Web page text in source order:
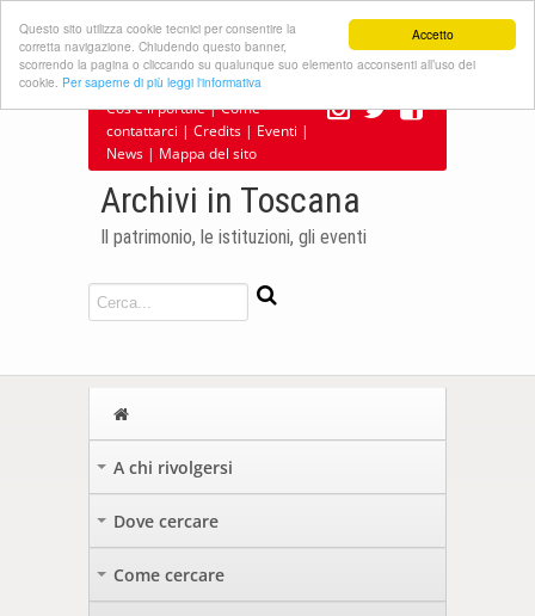
Accetto
Questo sito utilizza cookie tecnici per consentire la
corretta navigazione. Chiudendo questo banner,
scorrendo la pagina o cliccando su qualunque suo elemento acconsenti all’uso dei
cookie. Per saperne di più leggi l'informativa
Cos'è il portale|Come
contattarci | Credits | Eventi |
News | Mappa del sito
Archivi in Toscana
Il patrimonio, le istituzioni, gli eventi
A chi rivolgersi
Dove cercare
Come cercare